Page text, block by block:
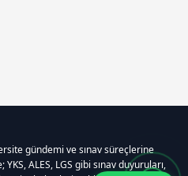
gündemi ve sınav süreçlerine
ALES, LGS gibi sınav duyuruları,